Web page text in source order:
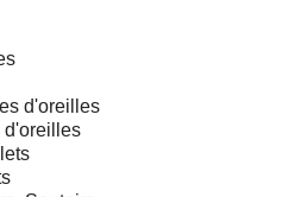
d'oreilles